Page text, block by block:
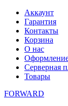
Перейти
содержимому
Аккаунт
Гарантия
Контакты
Корзина
О нас
Оформление
Серверная
Товары
FORWARD